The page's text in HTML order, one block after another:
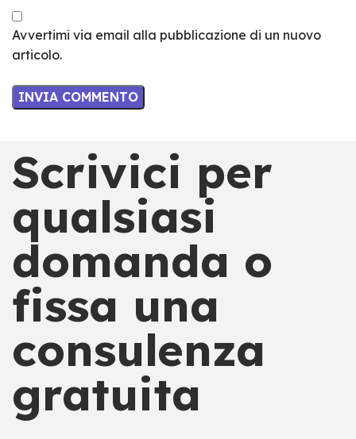
Avvertimi via email alla pubblicazione di un nuovo
articolo.
Scrivici per
qualsiasi
domanda o
fissa una
consulenza
gratuita